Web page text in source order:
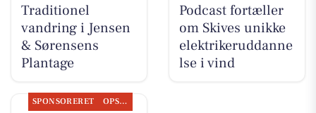
Traditionel
vandring i Jensen
& Sørensens
Plantage
Podcast fortæller
om Skives unikke
elektrikeruddanne
lse i vind
SPONSORERET OPSLAGSTAVLEN